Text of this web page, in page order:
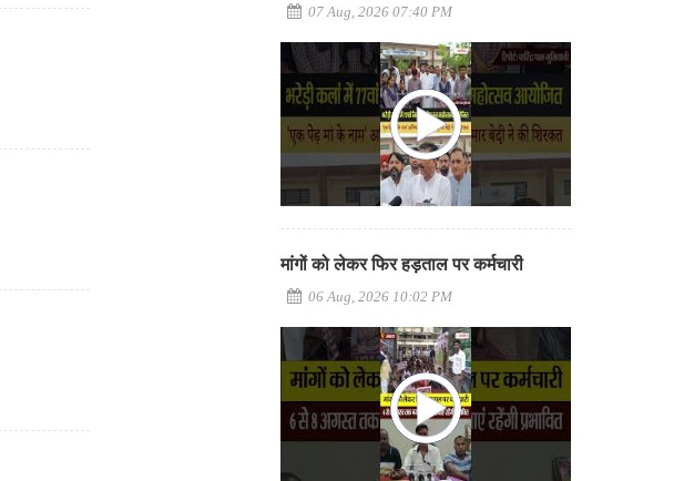
07 Aug, 2026 07:40 PM
मांगों को लेकर फिर हड़ताल पर कर्मचारी
06 Aug, 2026 10:02 PM